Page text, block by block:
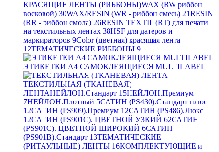
КРАСЯЩИЕ ЛЕНТЫ (РИББОНЫ)WAX (RW риббон
восковой) 30WAX/RESIN (WR - риббон смесь) 21RESIN
(RR - риббон смола) 26RESIN TEXTIL (RT) для печати
на текстильных лентах 38HSF для датеров и
маркираторов 9Color (цветная) красящая лента
12ТЕМАТИЧЕСКИЕ РИББОНЫ 9
ЭТИКЕТКИ А4 САМОКЛЕЯЩИЕСЯ MULTILABEL
ТЕКСТИЛЬНАЯ (ТКАНЕВАЯ)
ЛЕНТАНЕЙЛОН.Стандарт 15НЕЙЛОН.Премиум
7НЕЙЛОН.Плотный 5САТИН (PS430).Стандарт плюс
12САТИН (PS909).Премиум 12САТИН (PS486).Люкс
12САТИН (PS901C). ЦВЕТНОЙ УЗКИЙ 62САТИН
(PS901C). ЦВЕТНОЙ ШИРОКИЙ 6САТИН
(PS901B).Стандарт 13ТЕМАТИЧЕСКИЕ
(РИТАУЛЬНЫЕ) ЛЕНТЫ 16КОМПЛЕКТУЮЩИЕ и